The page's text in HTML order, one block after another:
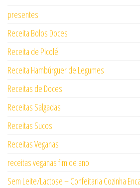
presentes
Receita Bolos Doces
Receita de Picolé
Receita Hambúrguer de Legumes
Receitas de Doces
Receitas Salgadas
Receitas Sucos
Receitas Veganas
receitas veganas fim de ano
Sem Leite/Lactose – Confeitaria Cozinha